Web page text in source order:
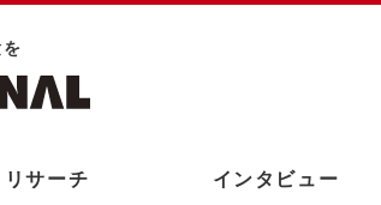
リサーチ インタビュー